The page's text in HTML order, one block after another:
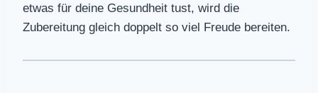
etwas für deine Gesundheit tust, wird die
Zubereitung gleich doppelt so viel Freude bereiten.